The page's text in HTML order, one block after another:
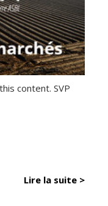
content. SVP
Lire la suite >